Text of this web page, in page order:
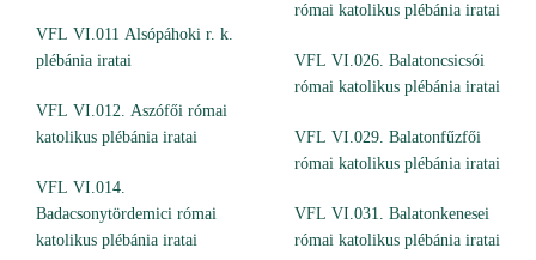
VFL VI.011 Alsópáhoki r. k.
plébánia iratai
VFL VI.012. Aszófői római
katolikus plébánia iratai
VFL VI.014.
Badacsonytördemici római
katolikus plébánia iratai
római katolikus plébánia iratai
VFL VI.026. Balatoncsicsói
római katolikus plébánia iratai
VFL VI.029. Balatonfűzfői
római katolikus plébánia iratai
VFL VI.031. Balatonkenesei
római katolikus plébánia iratai